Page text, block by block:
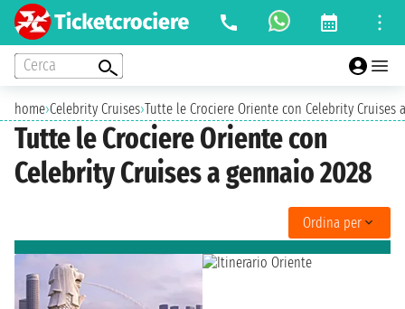
Cerca
home›Celebrity Cruises›Tutte le Crociere Oriente con Celebrity Cruises
Tutte le Crociere Oriente con
Celebrity Cruises a gennaio 2028
Ordina per